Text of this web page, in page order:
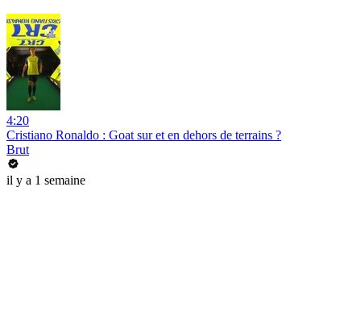
4:20
Cristiano Ronaldo : Goat sur et en dehors de terrains ?
Brut
il y a 1 semaine